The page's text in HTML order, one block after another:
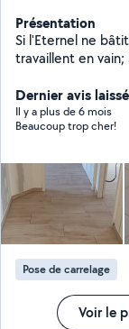
Présentation
Si l'Eternel ne
travaillent en
Dernier avis
Il y a plus de 6 mois
Beaucoup trop cher!
Pose de carrelage
Voir le